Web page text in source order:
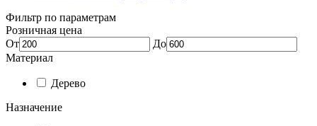
Фильтр по параметрам
Розничная цена
От
До
Материал
Дерево
Назначение